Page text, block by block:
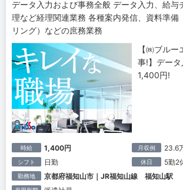
データ入力および事務全般 データ入力、給与
理など経理関連業務 各種案内発信、資料準備
リング）などの庶務業務
【㈱ブル
事!】デー
1,400円!
時給 1,400円 月収例 23.6
シフト 日勤 休日 5勤2
勤務地 京都府福知山市｜JR福知山線 福知山駅